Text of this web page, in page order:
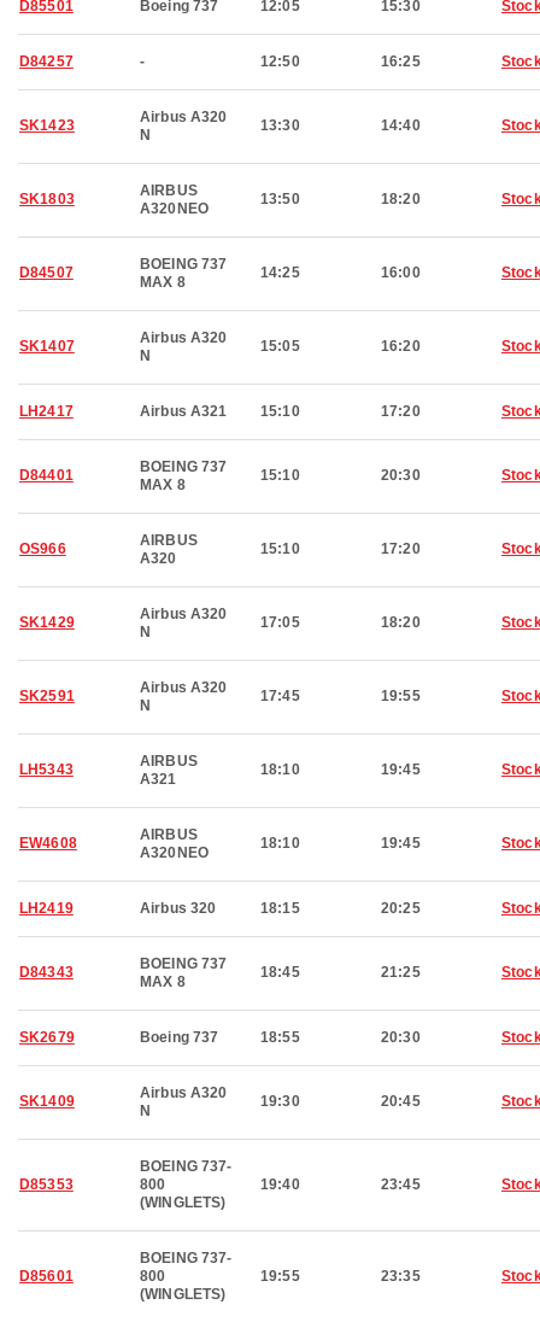
D85501 Boeing 737 12:05 15:30
D84257 - 12:50 16:25
SK1423
Airbus A320
N
13:30 14:40
SK1803
AIRBUS
A320NEO
13:50 18:20
D84507
BOEING 737
MAX 8
14:25 16:00
SK1407
Airbus A320
N
15:05 16:20
LH2417 Airbus A321 15:10 17:20
D84401
BOEING 737
MAX 8
15:10 20:30
OS966
AIRBUS
A320
15:10 17:20
SK1429
Airbus A320
N
17:05 18:20
SK2591
Airbus A320
N
17:45 19:55
LH5343
AIRBUS
A321
18:10 19:45
EW4608
AIRBUS
A320NEO
18:10 19:45
LH2419 Airbus 320 18:15 20:25
D84343
BOEING 737
MAX 8
18:45 21:25
SK2679 Boeing 737 18:55 20:30
SK1409
Airbus A320
N
19:30 20:45
D85353
BOEING 737-
800
(WINGLETS)
19:40 23:45
D85601
BOEING 737-
800
(WINGLETS)
19:55 23:35